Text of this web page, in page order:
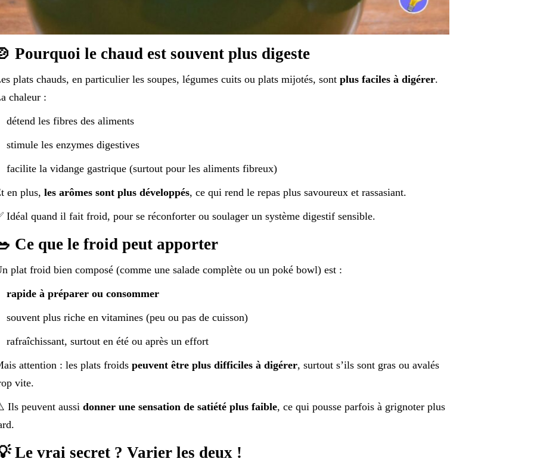
Pourquoi le chaud est souvent plus digeste
plats chauds, en particulier les soupes, légumes cuits ou plats mijotés, sont plus faciles à digérer.
chaleur :
détend les fibres des aliments
stimule les enzymes digestives
facilite la vidange gastrique (surtout pour les aliments fibreux)
en plus, les arômes sont plus développés, ce qui rend le repas plus savoureux et rassasiant.
Idéal quand il fait froid, pour se réconforter ou soulager un système digestif sensible.
Ce que le froid peut apporter
plat froid bien composé (comme une salade complète ou un poké bowl) est :
rapide à préparer ou consommer
souvent plus riche en vitamines (peu ou pas de cuisson)
rafraîchissant, surtout en été ou après un effort
attention : les plats froids peuvent être plus difficiles à digérer, surtout s’ils sont gras ou avalés
vite.
Ils peuvent aussi donner une sensation de satiété plus faible, ce qui pousse parfois à grignoter plus
Le vrai secret ? Varier les deux !